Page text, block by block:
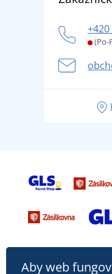
Věrnostní program
tradicí od roku 1976
Letní dobrodružství
se na dovolenou bez
+420
(Po-
Aby web